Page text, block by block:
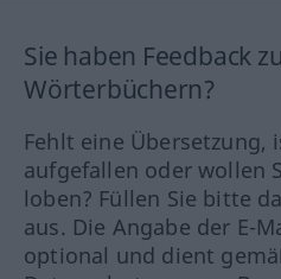
Sie haben Feedback
Wörterbüchern?
Fehlt eine Übersetzung,
aufgefallen oder wollen
loben? Füllen Sie bitte
aus. Die Angabe der E-
optional und dient